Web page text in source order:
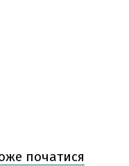
початися